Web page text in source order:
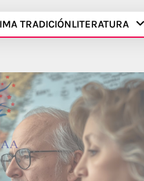
TRADICIÓNLITERATURA